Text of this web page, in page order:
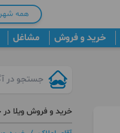
همه
خرید و فروش مشاغل
خرید و فروش ویلا در